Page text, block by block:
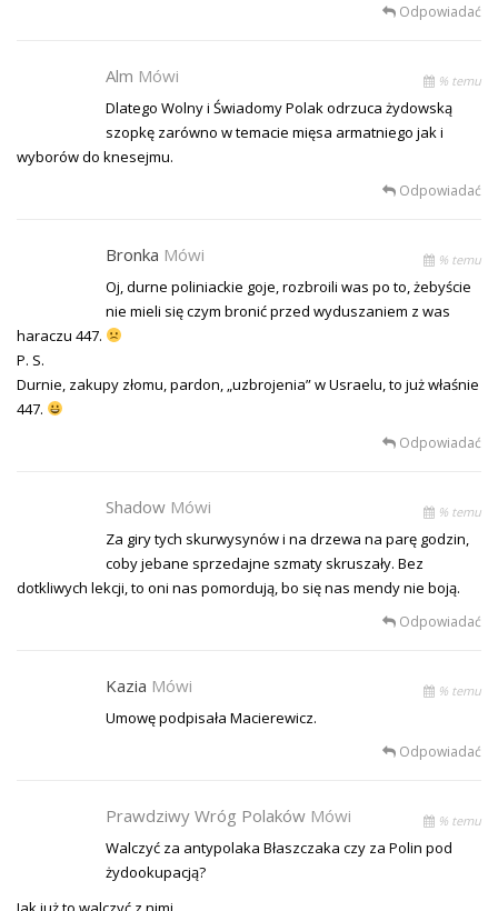
Odpowiadać
Alm Mówi % temu
Dlatego Wolny i Świadomy Polak odrzuca żydowską
szopkę zarówno w temacie mięsa armatniego jak i
wyborów do knesejmu.
Odpowiadać
Bronka Mówi % temu
Oj, durne poliniackie goje, rozbroili was po to, żebyście
nie mieli się czym bronić przed wyduszaniem z was
haraczu 447.
P. S.
Durnie, zakupy złomu, pardon, „uzbrojenia” w Usraelu, to już właśnie
447.
Odpowiadać
Shadow Mówi % temu
Za giry tych skurwysynów i na drzewa na parę godzin,
coby jebane sprzedajne szmaty skruszały. Bez
dotkliwych lekcji, to oni nas pomordują, bo się nas mendy nie boją.
Odpowiadać
Kazia Mówi % temu
Umowę podpisała Macierewicz.
Odpowiadać
Prawdziwy Wróg Polaków Mówi % temu
Walczyć za antypolaka Błaszczaka czy za Polin pod
żydookupacją?